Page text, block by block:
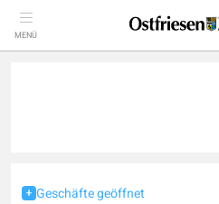
MENÜ
Geschäfte geöffnet